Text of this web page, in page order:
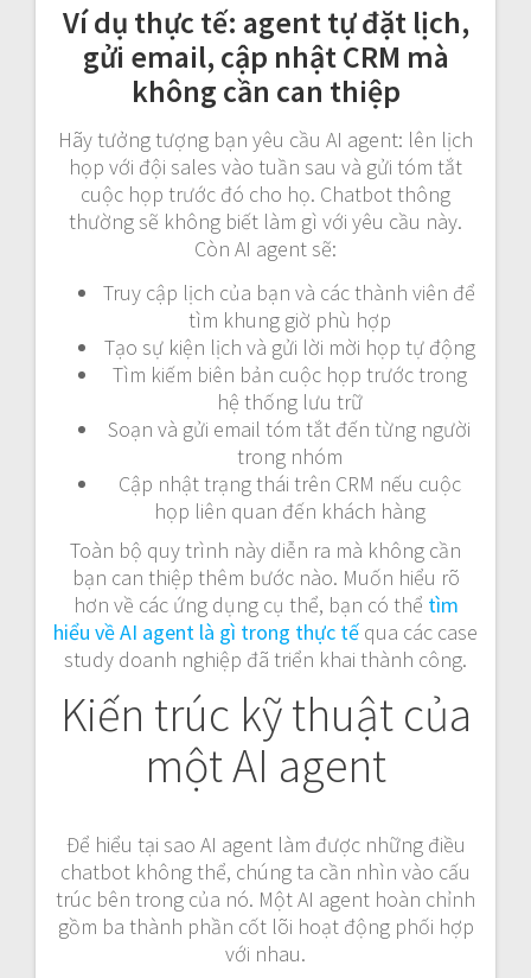
Ví dụ thực tế: agent tự đặt lịch,
gửi email, cập nhật CRM mà
không cần can thiệp
Hãy tưởng tượng bạn yêu cầu AI agent: lên lịch
họp với đội sales vào tuần sau và gửi tóm tắt
cuộc họp trước đó cho họ. Chatbot thông
thường sẽ không biết làm gì với yêu cầu này.
Còn AI agent sẽ:
Truy cập lịch của bạn và các thành viên để
tìm khung giờ phù hợp
Tạo sự kiện lịch và gửi lời mời họp tự động
Tìm kiếm biên bản cuộc họp trước trong
hệ thống lưu trữ
Soạn và gửi email tóm tắt đến từng người
trong nhóm
Cập nhật trạng thái trên CRM nếu cuộc
họp liên quan đến khách hàng
Toàn bộ quy trình này diễn ra mà không cần
bạn can thiệp thêm bước nào. Muốn hiểu rõ
hơn về các ứng dụng cụ thể, bạn có thể tìm
hiểu về AI agent là gì trong thực tế qua các case
study doanh nghiệp đã triển khai thành công.
Kiến trúc kỹ thuật của
một AI agent
Để hiểu tại sao AI agent làm được những điều
chatbot không thể, chúng ta cần nhìn vào cấu
trúc bên trong của nó. Một AI agent hoàn chỉnh
gồm ba thành phần cốt lõi hoạt động phối hợp
với nhau.